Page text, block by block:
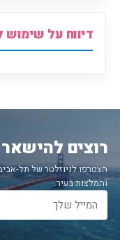
דיווח על שימוש
רוצים
הצטרפו לניוזלטר של תל-
והמלצות בעיר.